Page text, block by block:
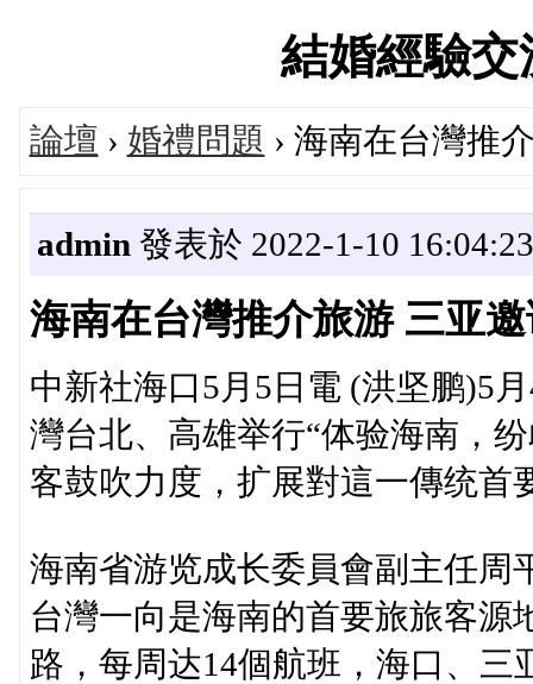
結婚經驗
論壇 › 婚禮問題 › 海南在台灣推
admin 發表於 2022-1-10 16:04:23
海南在台灣推介旅游 三亚
中新社海口5月5日電 (洪坚鹏)5
灣台北、高雄举行“体验海南，
客鼓吹力度，扩展對這一傳统首
海南省游览成长委員會副主任周
台灣一向是海南的首要旅旅客源
路，每周达14個航班，海口、